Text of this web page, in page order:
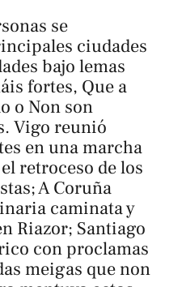
se
ciudades
bajo lemas
fortes, Que a
o Non son
. Vigo reunió
en una marcha
retroceso de los
A Coruña
caminata y
Riazor; Santiago
con proclamas
meigas que non